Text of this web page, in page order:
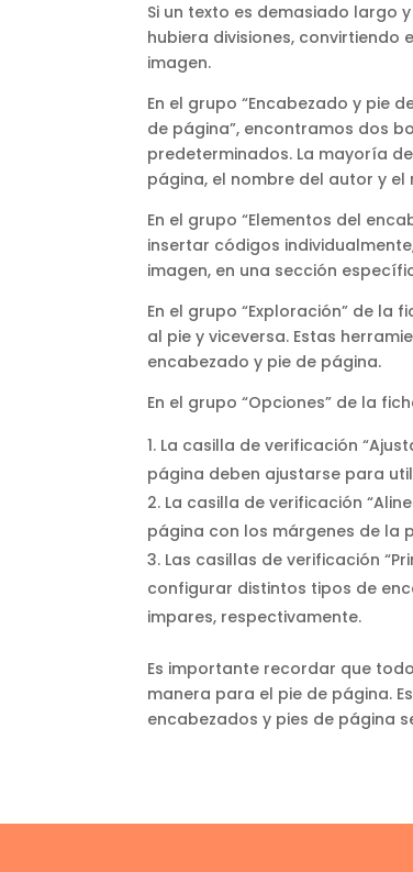
Si un texto es demasiado largo
hubiera divisiones, convirtiendo
imagen.
En el grupo “Encabezado y pie
de página”, encontramos dos
predeterminados. La mayoría
página, el nombre del autor y
En el grupo “Elementos del
insertar códigos
imagen, en una sección
En el grupo “Exploración” de la
al pie y viceversa. Estas
encabezado y pie de página.
En el grupo “Opciones” de la
La casilla de verificación
página deben ajustarse para
La casilla de verificación
página con los márgenes de la
Las casillas de verificación
configurar distintos tipos de
impares, respectivamente.
Es importante recordar que
manera para el pie de página.
encabezados y pies de página